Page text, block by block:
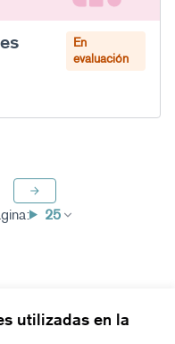
utilizadas en la
En
evaluación
25